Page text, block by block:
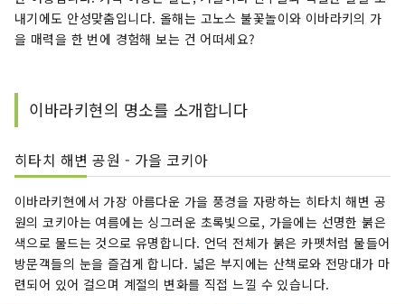
내기에도 안성맞춤입니다. 올해는 고노스 불꽃놀이와 이바라키의 가
을 매력을 한 번에 경험해 보는 건 어떠세요?
이바라키현의 명소를 소개합니다
히타치 해변 공원 - 가을 코키아
이바라키현에서 가장 아름다운 가을 풍경을 자랑하는 히타치 해변 공
원의 코키아는 여름에는 싱그러운 초록빛으로, 가을에는 선명한 붉은
색으로 물드는 것으로 유명합니다. 언덕 전체가 붉은 카펫처럼 물들어
방문객들의 눈을 즐겁게 합니다. 넓은 부지에는 산책로와 전망대가 마
련되어 있어 걸으며 계절의 변화를 직접 느낄 수 있습니다.